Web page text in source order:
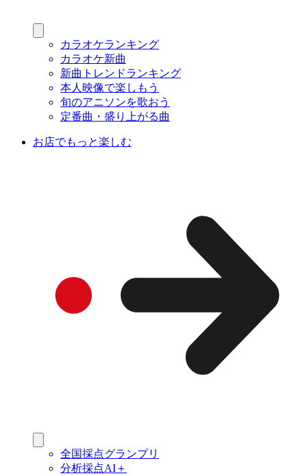
カラオケランキング
カラオケ新曲
新曲トレンドランキング
本人映像で楽しもう
旬のアニソンを歌おう
定番曲・盛り上がる曲
お店でもっと楽しむ
全国採点グランプリ
分析採点AI＋